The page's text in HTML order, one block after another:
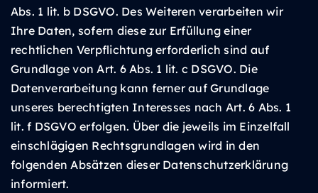
Abs. 1 lit. b DSGVO. Des Weiteren verarbeiten wir
Ihre Daten, sofern diese zur Erfüllung einer
rechtlichen Verpflichtung erforderlich sind auf
Grundlage von Art. 6 Abs. 1 lit. c DSGVO. Die
Datenverarbeitung kann ferner auf Grundlage
unseres berechtigten Interesses nach Art. 6 Abs. 1
lit. f DSGVO erfolgen. Über die jeweils im Einzelfall
einschlägigen Rechtsgrundlagen wird in den
folgenden Absätzen dieser Datenschutzerklärung
informiert.